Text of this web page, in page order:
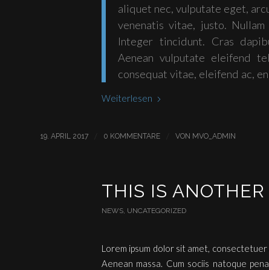
aliquet nec, vulputate eget,
venenatis vitae, justo.
Integer tincidunt. Cras
Aenean vulputate eleifend
consequat vitae, eleifend ac,
Weiterlesen
19. APRIL 2017 0 KOMMENTARE VON MVO_ADMIN
THIS IS
NEWS UNCATEGORIZED
Lorem ipsum dolor sit amet,
Aenean massa. Cum sociis natoque